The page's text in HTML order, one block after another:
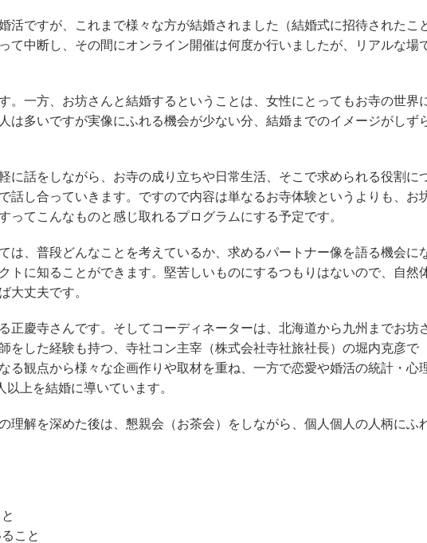
活ですが、これまで様々な方が結婚されました（結婚式に招待されたこ
て中断し、その間にオンライン開催は何度か行いましたが、リアルな場
。一方、お坊さんと結婚するということは、女性にとってもお寺の世界
は多いですが実像にふれる機会が少ない分、結婚までのイメージがしず
に話をしながら、お寺の成り立ちや日常生活、そこで求められる役割に
話し合っていきます。ですので内容は単なるお寺体験というよりも、お
ってこんなものと感じ取れるプログラムにする予定です。
は、普段どんなことを考えているか、求めるパートナー像を語る機会に
トに知ることができます。堅苦しいものにするつもりはないので、自然
大丈夫です。
正慶寺さんです。そしてコーディネーターは、北海道から九州までお坊
をした経験も持つ、寺社コン主宰（株式会社寺社旅社長）の堀内克彦で
る観点から様々な企画作りや取材を重ね、一方で恋愛や婚活の統計・心
上を結婚に導いています。
理解を深めた後は、懇親会（お茶会）をしながら、個人個人の人柄にふ
こと